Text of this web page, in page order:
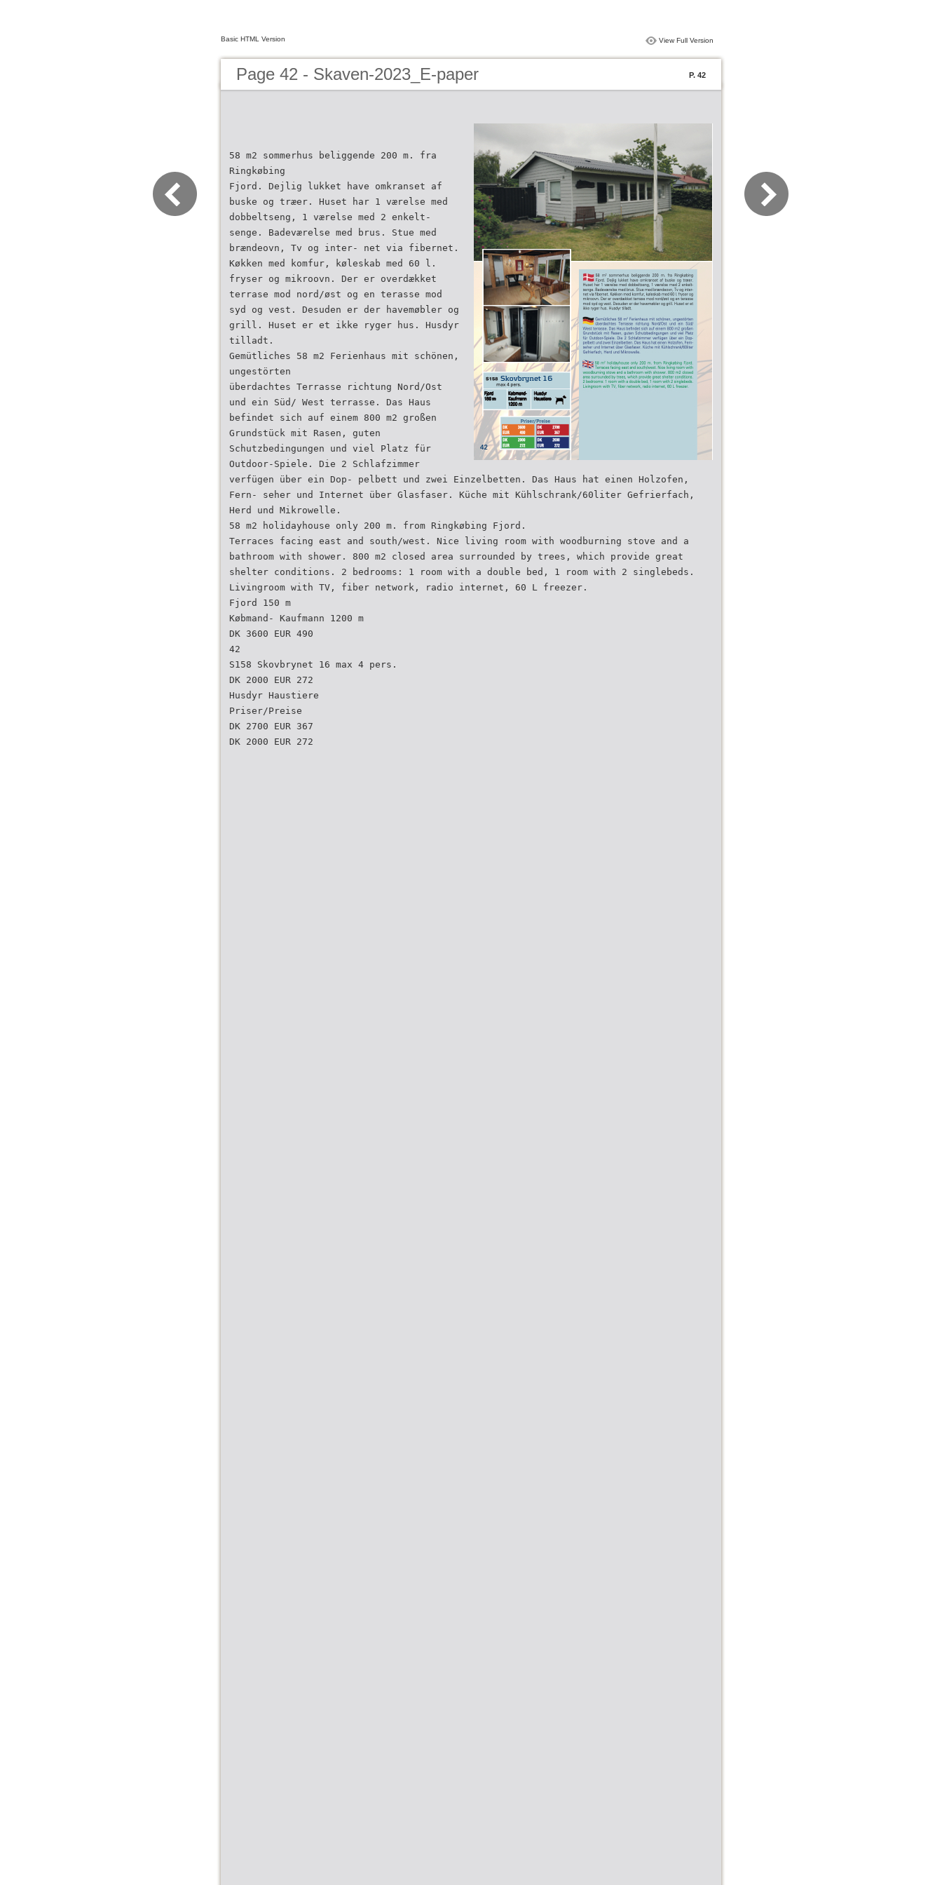
Basic HTML Version View Full Version
Page 42 - Skaven-2023_E-paper P. 42
58 m2 sommerhus beliggende 200 m. fra
Ringkøbing
Fjord. Dejlig lukket have omkranset af
buske og træer. Huset har 1 værelse med
dobbeltseng, 1 værelse med 2 enkelt-
senge. Badeværelse med brus. Stue med
brændeovn, Tv og inter- net via fibernet.
Køkken med komfur, køleskab med 60 l.
fryser og mikroovn. Der er overdækket
terrase mod nord/øst og en terasse mod
syd og vest. Desuden er der havemøbler og
grill. Huset er et ikke ryger hus. Husdyr
tilladt.
Gemütliches 58 m2 Ferienhaus mit schönen,
ungestörten
überdachtes Terrasse richtung Nord/Ost
und ein Süd/ West terrasse. Das Haus
befindet sich auf einem 800 m2 großen
Grundstück mit Rasen, guten
Schutzbedingungen und viel Platz für
Outdoor-Spiele. Die 2 Schlafzimmer
verfügen über ein Dop- pelbett und zwei Einzelbetten. Das Haus hat einen Holzofen,
Fern- seher und Internet über Glasfaser. Küche mit Kühlschrank/60liter Gefrierfach,
Herd und Mikrowelle.
58 m2 holidayhouse only 200 m. from Ringkøbing Fjord.
Terraces facing east and south/west. Nice living room with woodburning stove and a
bathroom with shower. 800 m2 closed area surrounded by trees, which provide great
shelter conditions. 2 bedrooms: 1 room with a double bed, 1 room with 2 singlebeds.
Livingroom with TV, fiber network, radio internet, 60 L freezer.
Fjord 150 m
Købmand- Kaufmann 1200 m
DK 3600 EUR 490
42
S158 Skovbrynet 16 max 4 pers.
DK 2000 EUR 272
Husdyr Haustiere
Priser/Preise
DK 2700 EUR 367
DK 2000 EUR 272